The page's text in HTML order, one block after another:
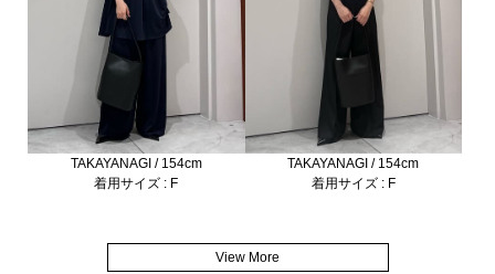
TAKAYANAGI / 154cm
着用サイズ : F
TAKAYANAGI / 154cm
着用サイズ : F
View More